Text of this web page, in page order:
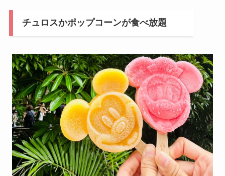
チュロスかポップコーンが食べ放題